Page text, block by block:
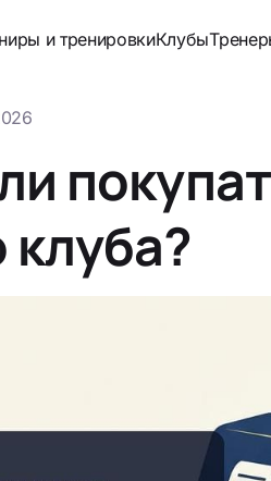
и тренировкиКлубы
клуба?